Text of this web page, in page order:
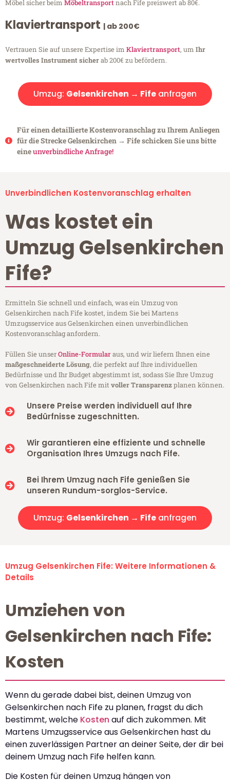
Möbel sicher beim Möbeltransportnach Fife preiswert ab 80€.
Klaviertransport | ab 200€
Vertrauen Sie auf unsere Expertise im Klaviertransport, um Ihr
wertvolles Instrument sicherab 200€ zu befördern.
Umzug: Gelsenkirchen → Fife anfragen
Für einen detaillierte Kostenvoranschlag zu Ihrem Anliegen
für die Strecke Gelsenkirchen → Fife schicken Sie uns bitte
eineunverbindliche Anfrage!
Unverbindlichen Kostenvoranschlag erhalten
Was kostet ein
Umzug Gelsenkirchen
Fife?
Ermitteln Sie schnell und einfach, was ein Umzug von
Gelsenkirchen nach Fife kostet, indem Sie bei Martens
Umzugsservice aus Gelsenkirchen einen unverbindlichen
Kostenvoranschlag anfordern.
Füllen Sie unserOnline-Formularaus, und wir liefern Ihnen eine
maßgeschneiderte Lösung, die perfekt auf Ihre individuellen
Bedürfnisse und Ihr Budget abgestimmt ist, sodass Sie Ihre Umzug
von Gelsenkirchen nach Fife mitvoller Transparenzplanen können.
Unsere Preise werden individuell auf Ihre
Bedürfnisse zugeschnitten.
Wir garantieren eine effiziente und schnelle
Organisation Ihres Umzugs nach Fife.
Bei Ihrem Umzug nach Fife genießen Sie
unseren Rundum-sorglos-Service.
Umzug: Gelsenkirchen → Fife anfragen
Umzug Gelsenkirchen Fife: Weitere Informationen &
Details
Umziehen von
Gelsenkirchen nach Fife:
Kosten
Wenn du gerade dabei bist, deinen Umzug von
Gelsenkirchen nach Fife zu planen, fragst du dich
bestimmt, welche Kosten auf dich zukommen. Mit
Martens Umzugsservice aus Gelsenkirchen hast du
einen zuverlässigen Partner an deiner Seite, der dir bei
deinem Umzug nach Fife helfen kann.
Die Kosten für deinen Umzug hängen von